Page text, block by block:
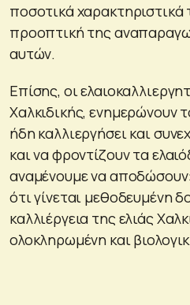
ποσοτικά χαρακτηριστικά
προοπτική της
αυτών.
Επίσης, οι
Χαλκιδικής, ενημερώνουν
ήδη καλλιεργήσει και
και να φροντίζουν τα
αναμένουμε να
ότι γίνεται μεθοδευμένη
καλλιέργεια της ελιάς
ολοκληρωμένη και